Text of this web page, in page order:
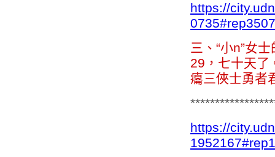
https://
三、“小n”女
29，七十天了
癟三俠士勇者
https://